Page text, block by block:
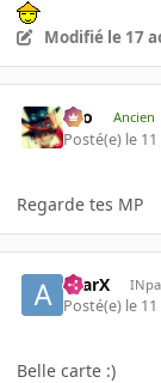
Modifié le 17
eYo Ancien
Posté(e) le
Regarde tes MP
aYarX
Posté(e) le
Belle carte :)